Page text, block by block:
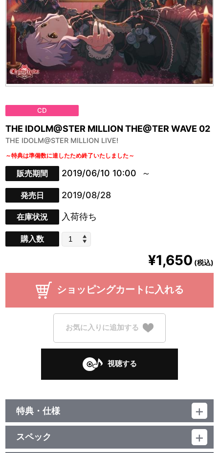
CD
THE IDOLM@STER MILLION THE@TER WAVE 02
THE IDOLM@STER MILLION LIVE!
～特典は準備数に達したため終了いたしました～
販売期間 2019/06/10 10:00
発売日 2019/08/28
在庫状況 入荷待ち
購入数
¥1,650 (税込)
ショッピングカートに入れる
お気に入りに追加する
視聴する
特典・仕様
初回生産分限定封入特典
関東近郊某所にて開催される 購入者限定イベントへの応募券
スペック